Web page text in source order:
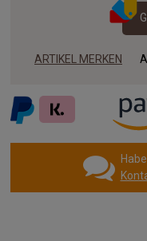
ARTIKEL MERKEN